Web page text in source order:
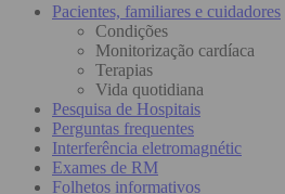
Pacientes, familiares e cuidadores
Condições
Monitorização cardíaca
Terapias
Vida quotidiana
Pesquisa de Hospitais
Perguntas frequentes
Interferência eletromagnétic
Exames de RM
Folhetos informativos